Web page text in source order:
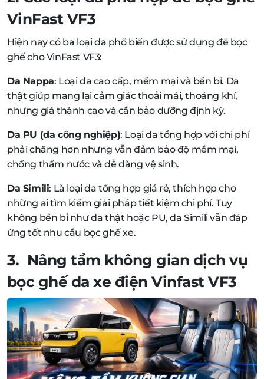
VinFast VF3
Hiện nay có ba loại da phổ biến được sử dụng để bọc
ghế cho VinFast VF3:
Da Nappa: Loại da cao cấp, mềm mại và bền bỉ. Da
thật giúp mang lại cảm giác thoải mái, thoáng khí,
nhưng giá thành cao và cần bảo dưỡng định kỳ.
Da PU (da công nghiệp): Loại da tổng hợp với chi phí
phải chăng hơn nhưng vẫn đảm bảo độ mềm mại,
chống thấm nước và dễ dàng vệ sinh.
Da Simili: Là loại da tổng hợp giá rẻ, thích hợp cho
những ai tìm kiếm giải pháp tiết kiệm chi phí. Tuy
không bền bỉ như da thật hoặc PU, da Simili vẫn đáp
ứng tốt nhu cầu bọc ghế xe.
3. Nâng tầm không gian dịch vụ
bọc ghế da xe điện Vinfast VF3